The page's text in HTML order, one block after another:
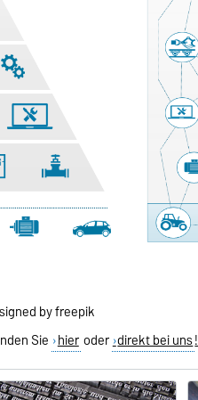
by freepik
Sie hier oder direkt bei uns!